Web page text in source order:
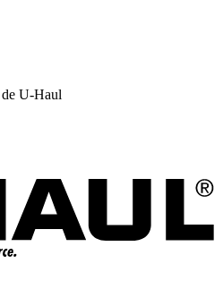
U-Haul